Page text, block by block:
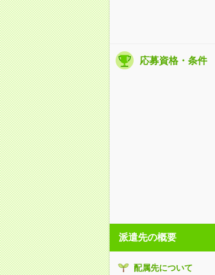
応募資格・条件
派遣先の概要
配属先について